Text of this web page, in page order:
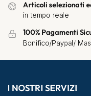
Articoli selezionati
in tempo reale
100% Pagamenti
Bonifico/Paypal/
I NOSTRI SERVIZI